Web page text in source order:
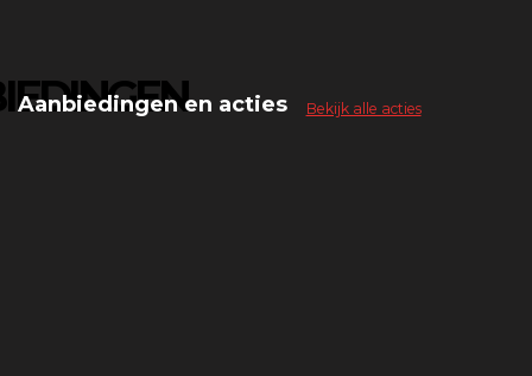
Aanbiedingen en acties Bekijk alle acties